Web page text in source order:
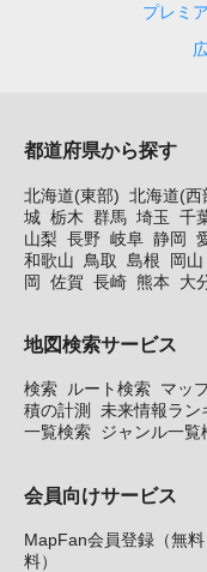
プレミ
都道府県から探す
北海道(東部) 北海道(西
城 栃木 群馬 埼玉 千
山梨 長野 岐阜 静岡
和歌山
鳥取 島根 岡山
岡 佐賀 長崎 熊本 大
地図検索サービス
検索 ルート検索 マッ
積の計測
未来情報ラン
一覧検索 ジャンル一覧
会員向けサービス
MapFan会員登録（無料
料）